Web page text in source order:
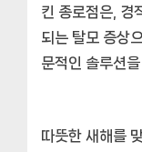
킨 종로점은, 경
되는 탈모 증상
문적인 솔루션
따뜻한 새해를